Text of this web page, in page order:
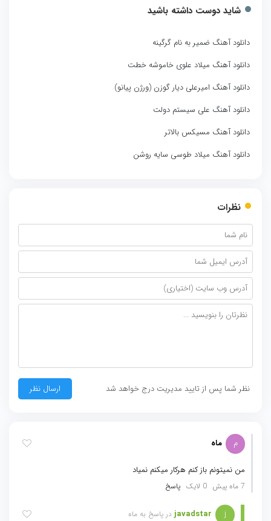
شاید دوست داشته باشید
دانلود آهنگ ضمیر به نام گرگینه
دانلود آهنگ میلاد علوی خاموشه خطت
دانلود آهنگ امیرعلی دیار گوزن (ورژن پیانو)
دانلود آهنگ علی سیستم‌ دولت
دانلود آهنگ مسیکس بالاتر
دانلود آهنگ میلاد طوسی سایه روشن
نظرات
نظر شما پس از تایید مدیریت درج خواهد شد
م ماه
من نمیتونم باز کنم هرکار میکنم نمیاد
7 ماه پیش 0 لایک پاسخ
j
javadstar در پاسخ به ماه